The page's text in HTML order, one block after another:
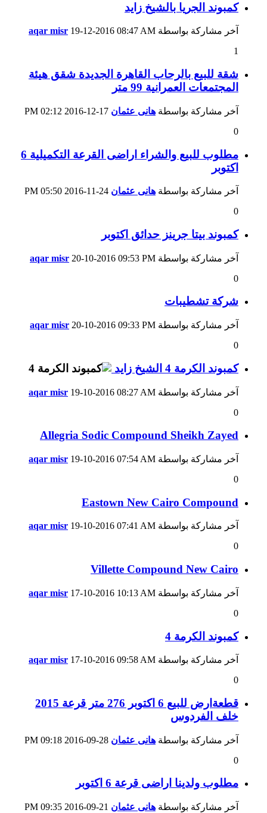
كمبوند الجريا بالشيخ زايد
آخر مشاركة بواسطة aqar misr 19-12-2016 08:47 AM
1
شقة للبيع بالرحاب القاهرة الجديدة شقق هيئة
المجتمعات العمرانية 99 متر
آخر مشاركة بواسطة هانى عثمان
02:12 PM
0
مطلوب للبيع والشراء اراضى القرعة التكميلية 6
اكتوبر
آخر مشاركة بواسطة هانى عثمان
05:50 PM
0
كمبوند بيتا جرينز حدائق اكتوبر
آخر مشاركة بواسطة aqar misr 20-10-2016 09:53 PM
0
شركة تشطيبات
آخر مشاركة بواسطة aqar misr 20-10-2016 09:33 PM
0
كمبوند الكرمة 4 الشيخ زايد
آخر مشاركة بواسطة aqar misr 19-10-2016 08:27 AM
0
Allegria Sodic Compound Sheikh Zayed
آخر مشاركة بواسطة aqar misr 19-10-2016 07:54 AM
0
Eastown New Cairo Compound
آخر مشاركة بواسطة aqar misr 19-10-2016 07:41 AM
0
Villette Compound New Cairo
آخر مشاركة بواسطة aqar misr 17-10-2016 10:13 AM
0
كمبوند الكرمة 4
آخر مشاركة بواسطة aqar misr 17-10-2016 09:58 AM
0
قطعةارض للبيع 6 اكتوبر 276 متر قرعة 2015
خلف الفردوس
آخر مشاركة بواسطة هانى عثمان
09:18 PM
0
مطلوب ولدينا اراضى قرعة 6 اكتوبر
آخر مشاركة بواسطة هانى عثمان 09:35 PM